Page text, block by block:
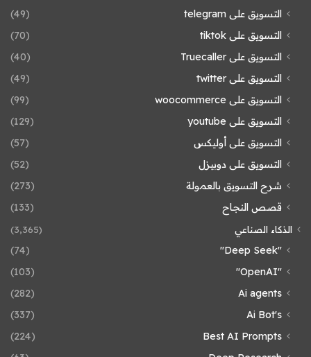
التسويق على telegram
(49)
التسويق على tiktok
(70)
التسويق على Truecaller
(40)
التسويق على twitter
(49)
التسويق على woocommerce
(99)
التسويق على youtube
(129)
التسويق على أوليكس
(57)
التسويق على دوبيزل
(52)
شرح التسويق بالعمولة
(273)
قصص النجاح
(133)
الذكاء الصناعي (3٬365)
"Deep Seek"
(74)
"OpenAI"
(103)
Ai agents
(282)
Ai Bot's
(337)
Best AI Prompts
(224)